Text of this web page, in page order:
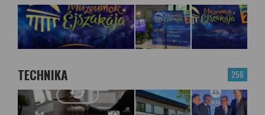
256
TECHNIKA